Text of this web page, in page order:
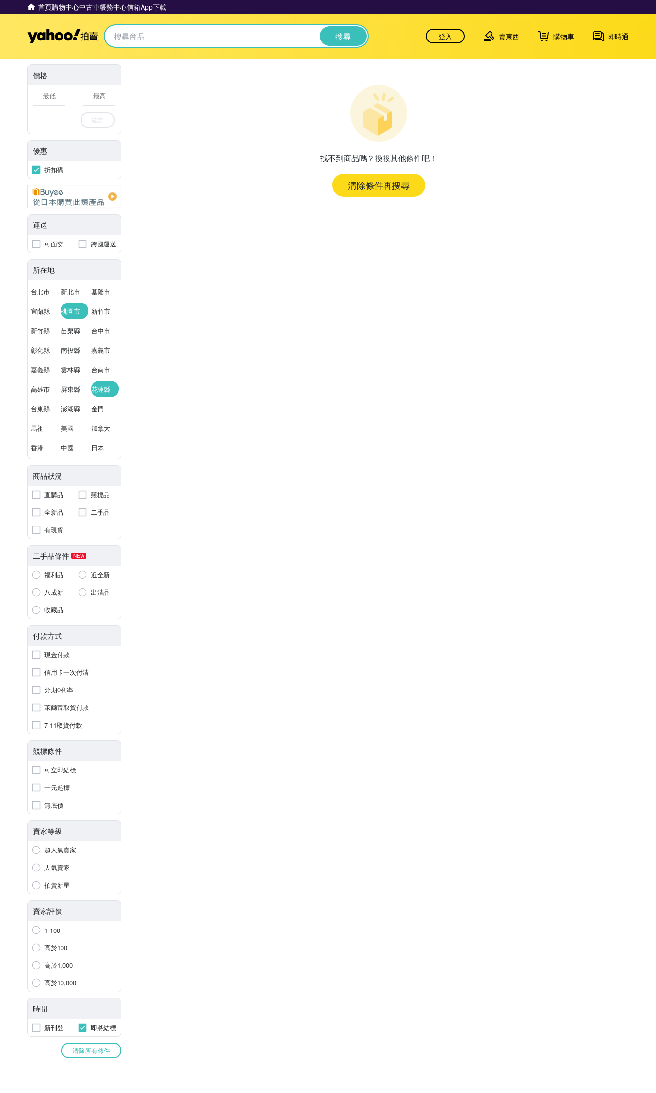
首頁購物中心中古車帳務中心信箱App下載
Yahoo拍賣 搜尋 登入 賣東西 購物車 即時通
價格
-
確定
優惠
折扣碼
運送
可面交 跨國運送
所在地
台北市 新北市 基隆市
宜蘭縣 桃園市 新竹市
新竹縣 苗栗縣 台中市
彰化縣 南投縣 嘉義市
嘉義縣 雲林縣 台南市
高雄市 屏東縣 花蓮縣
台東縣 澎湖縣 金門
馬祖 美國 加拿大
香港 中國 日本
商品狀況
直購品
競標品
全新品
二手品
有現貨
二手品條件 NEW
福利品
近全新
八成新
出清品
收藏品
付款方式
現金付款
信用卡一次付清
分期0利率
萊爾富取貨付款
7-11取貨付款
競標條件
可立即結標
一元起標
無底價
賣家等級
超人氣賣家
人氣賣家
拍賣新星
賣家評價
1-100
高於100
高於1,000
高於10,000
時間
新刊登 即將結標
清除所有條件
找不到商品嗎？換換其他條件吧！
清除條件再搜尋